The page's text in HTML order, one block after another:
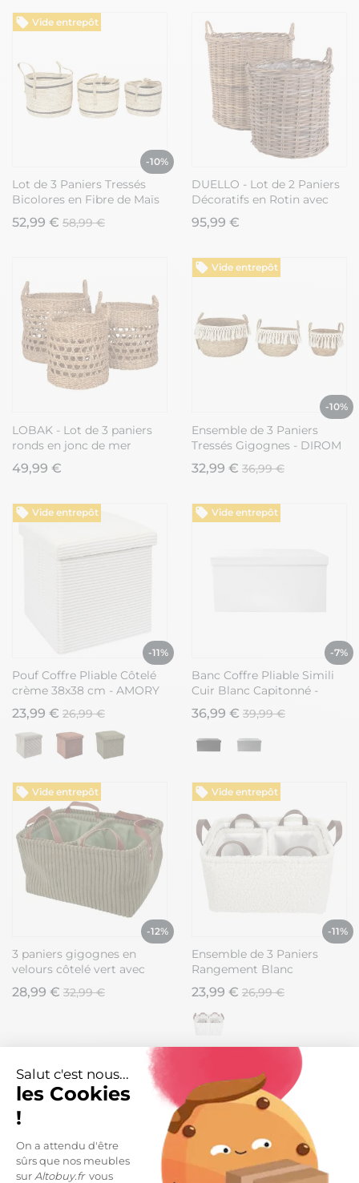
Salut c'est nous...
les Cookies
!
On a attendu d'être
sûrs que nos meubles
sur Altobuy.frvous
Vide entrepôt
-10%
Lot de 3 Paniers Tressés
Bicolores en Fibre de Maïs
Coloris Naturel et Noir avec
Anses - RENNA
52,99 € 58,99 €
DUELLO - Lot de 2 Paniers
Décoratifs en Rotin avec
Anses
95,99 €
LOBAK - Lot de 3 paniers
ronds en jonc de mer
naturel
49,99 €
Vide entrepôt
-10%
Ensemble de 3 Paniers
Tressés Gigognes - DIROM
32,99 € 36,99 €
Vide entrepôt
-11%
Pouf Coffre Pliable Côtelé
crème 38x38 cm - AMORY
23,99 € 26,99 €
Vide entrepôt
-7%
Banc Coffre Pliable Simili
Cuir Blanc Capitonné -
RONNY
36,99 € 39,99 €
Vide entrepôt
-12%
3 paniers gigognes en
velours côtelé vert avec
poignée
28,99 € 32,99 €
Vide entrepôt
-11%
Ensemble de 3 Paniers
Rangement Blanc
Bouclette - INIUS
23,99 € 26,99 €
Vide entrepôt Vide entrepôt